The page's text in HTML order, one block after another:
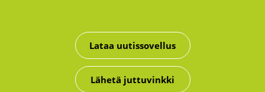
Lataa uutissovellus
Lähetä juttuvinkki